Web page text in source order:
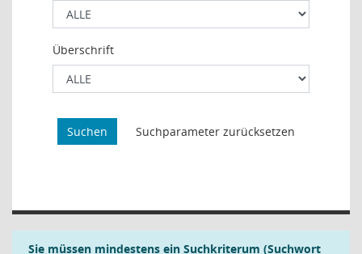
Überschrift
Sie müssen mindestens ein Suchkriterum (Suchwort